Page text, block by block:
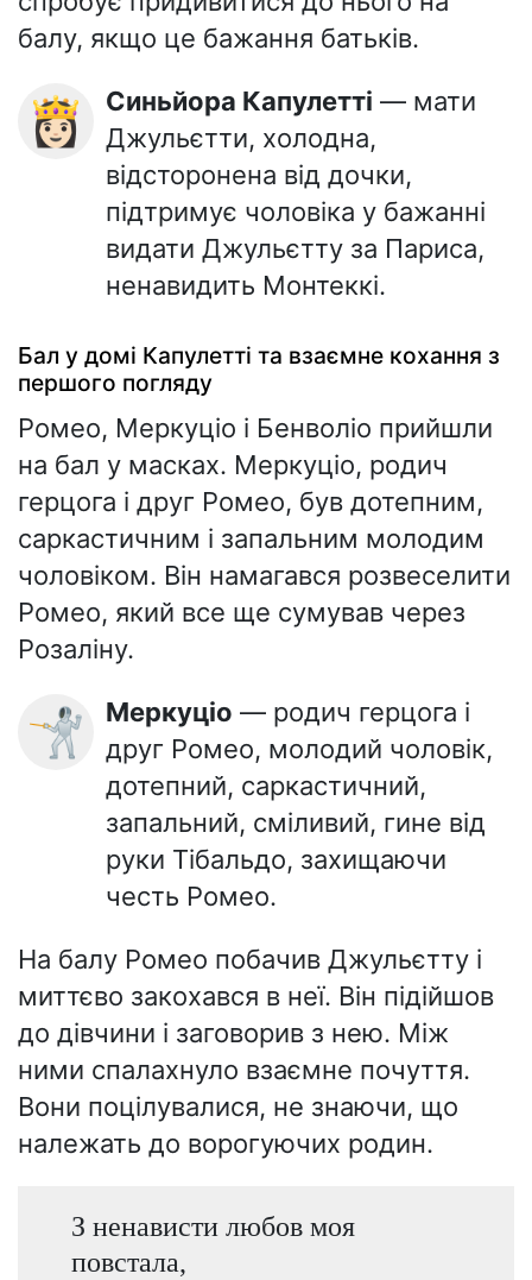
балу, якщо це бажання батьків.
👸🏻 Синьйора Капулетті — мати
Джульєтти, холодна,
відсторонена від дочки,
підтримує чоловіка у бажанні
видати Джульєтту за Париса,
ненавидить Монтеккі.
Бал у домі Капулетті та взаємне кохання з
першого погляду
Ромео, Меркуціо і Бенволіо прийшли
на бал у масках. Меркуціо, родич
герцога і друг Ромео, був дотепним,
саркастичним і запальним молодим
чоловіком. Він намагався розвеселити
Ромео, який все ще сумував через
Розаліну.
🤺 Меркуціо — родич герцога і
друг Ромео, молодий чоловік,
дотепний, саркастичний,
запальний, сміливий, гине від
руки Тібальдо, захищаючи
честь Ромео.
На балу Ромео побачив Джульєтту і
миттєво закохався в неї. Він підійшов
до дівчини і заговорив з нею. Між
ними спалахнуло взаємне почуття.
Вони поцілувалися, не знаючи, що
належать до ворогуючих родин.
З ненависти любов моя
повстала,